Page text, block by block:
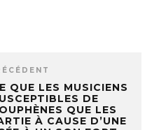
QUE LES MUSICIENS
DE
QUE LES
À CAUSE D’UNE